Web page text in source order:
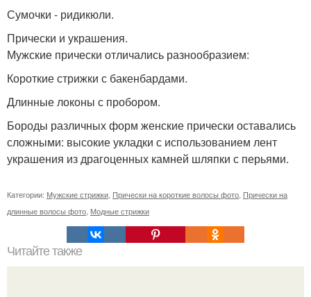
Сумочки - ридикюли.
Прически и украшения.
Мужские прически отличались разнообразием:
Короткие стрижки с бакенбардами.
Длинные локоны с пробором.
Бороды различных форм женские прически оставались
сложными: высокие укладки с использованием лент
украшения из драгоценных камней шляпки с перьями.
Категории: Мужские стрижки, Прически на короткие волосы фото, Прически на
длинные волосы фото, Модные стрижки
Читайте также